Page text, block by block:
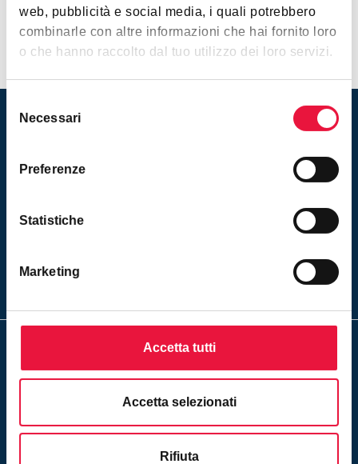
web, pubblicità e social media, i quali potrebbero
combinarle con altre informazioni che hai fornito loro
o che hanno raccolto dal tuo utilizzo dei loro servizi.
delNecessari
Preferenze
Statistiche
Marketing
Accetta tutti
Accetta selezionati
Rifiuta
Rimani aggiornato sulle nuove
vendite! Iscriviti alla newsletter
Iscriviti
Inserendo il tuo indirizzo e-mail ed iscrivendoti alla newsletter
Un servizio di Rete Aste S.r.l.